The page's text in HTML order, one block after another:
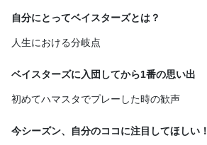
自分にとってベイスターズとは？
人生における分岐点
ベイスターズに入団してから1番の思い出
初めてハマスタでプレーした時の歓声
今シーズン、自分のココに注目してほしい！